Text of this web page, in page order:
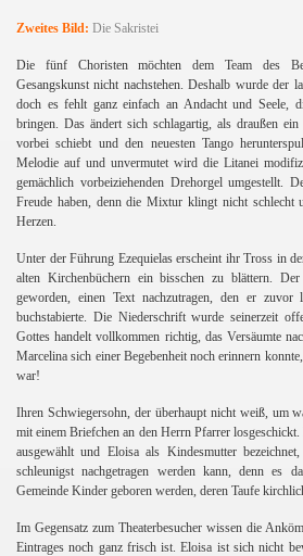
Zweites Bild: Die Sakristei
Die fünf Choristen möchten dem Team des
Gesangskunst nicht nachstehen. Deshalb wurde der
doch es fehlt ganz einfach an Andacht und Seele,
bringen. Das ändert sich schlagartig, als draußen ein
vorbei schiebt und den neuesten Tango
Melodie auf und unvermutet wird die Litanei
gemächlich vorbeiziehenden Drehorgel umgestellt.
Freude haben, denn die Mixtur klingt nicht
Herzen.
Unter der Führung Ezequielas erscheint ihr Tross in
alten Kirchenbüchern ein bisschen zu blättern.
geworden, einen Text nachzutragen, den er
buchstabierte. Die Niederschrift wurde seinerzeit
Gottes handelt vollkommen richtig, das Versäumte
Marcelina sich einer Begebenheit noch erinnern
war!
Ihren Schwiegersohn, der überhaupt nicht weiß, um
mit einem Briefchen an den Herrn Pfarrer
ausgewählt und Eloisa als Kindesmutter
schleunigst nachgetragen werden kann, denn es
Gemeinde Kinder geboren werden, deren Taufe
Im Gegensatz zum Theaterbesucher wissen die
Eintrages noch ganz frisch ist. Eloisa ist sich nicht